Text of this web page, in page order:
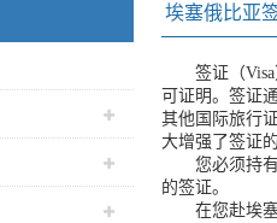
埃塞俄比亚
签证（Visa
可证明。签证
其他国际旅行
大增强了签证
您必须持有
的签证。­
在您赴埃塞